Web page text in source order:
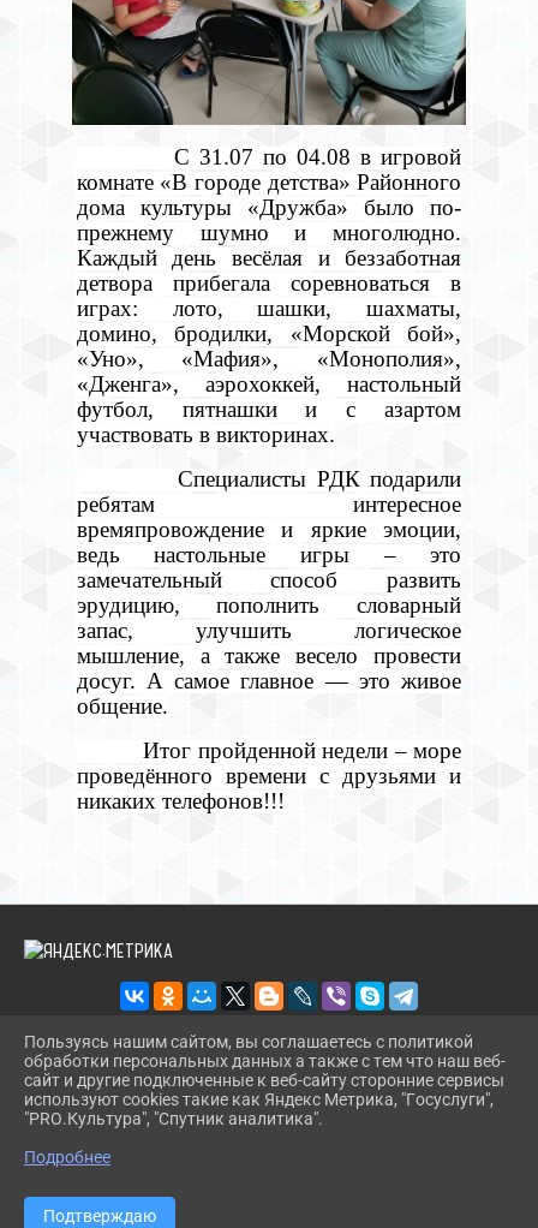
С 31.07 по 04.08 в игровой
комнате «В городе детства» Районного
дома культуры «Дружба» было по-
прежнему шумно и многолюдно.
Каждый день весёлая и беззаботная
детвора прибегала соревноваться в
играх: лото, шашки, шахматы,
домино, бродилки, «Морской бой»,
«Уно», «Мафия», «Монополия»,
«Дженга», аэрохоккей, настольный
футбол, пятнашки и с азартом
участвовать в викторинах.
Специалисты РДК подарили
ребятам интересное
времяпровождение и яркие эмоции,
ведь настольные игры – это
замечательный способ развить
эрудицию, пополнить словарный
запас, улучшить логическое
мышление, а также весело провести
досуг. А самое главное — это живое
общение.
Итог пройденной недели – море
проведённого времени с друзьями и
никаких телефонов!!!
2026 Г. RDKDRUJBA.RU
ВХОД
КАРТА САЙТА
СДЕЛАНО НА KUBCMS
РАЗРАБОТКА И ПОДДЕРЖКА
Пользуясь нашим сайтом, вы соглашаетесь с политикой
обработки персональных данных а также с тем что наш веб-
сайт и другие подключенные к веб-сайту сторонние сервисы
используют cookies такие как Яндекс Метрика, "Госуслуги",
"PRO.Культура", "Спутник аналитика".
Подробнее
Подтверждаю